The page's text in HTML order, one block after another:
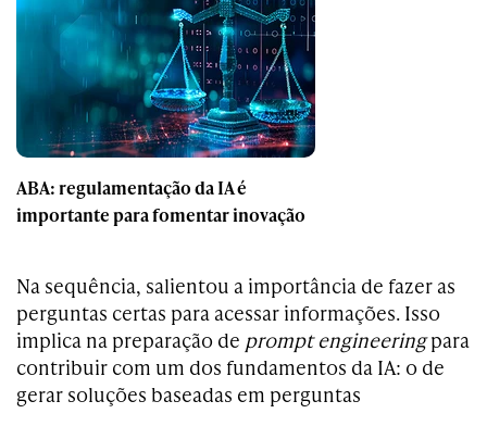
ABA: regulamentação da IA é
importante para fomentar inovação
Na sequência, salientou a importância de fazer as
perguntas certas para acessar informações. Isso
implica na preparação de prompt engineeringpara
contribuir com um dos fundamentos da IA: o de
gerar soluções baseadas em perguntas